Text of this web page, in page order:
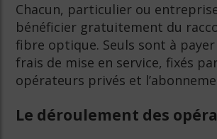
Chacun, particulier ou
bénéficier gratuitement du
fibre optique. Seuls sont à
frais de mise en service, fixés
opérateurs privés et
Le déroulement des